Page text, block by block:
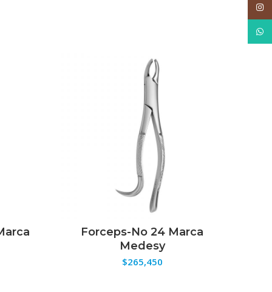
SELECCIONAR OPCIONES
Forceps-No 24 Marca
Medesy
$265,450